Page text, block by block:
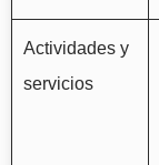
Actividades y
servicios